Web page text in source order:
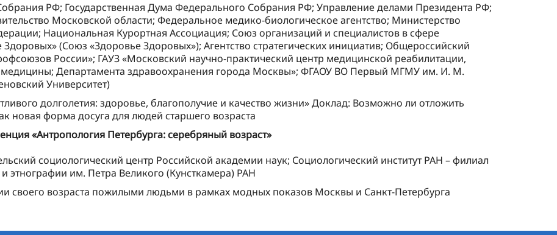
РФ; Государственная Дума Федерального Собрания РФ; Управление делами Президента РФ;
Московской области; Федеральное медико-биологическое агентство; Министерство
Национальная Курортная Ассоциация; Союз организаций и специалистов в сфере
(Союз «Здоровье Здоровых»); Агентство стратегических инициатив; Общероссийский
России»; ГАУЗ «Московский научно-практический центр медицинской реабилитации,
медицины; Департамента здравоохранения города Москвы»; ФГАОУ ВО Первый МГМУ им. И. М.
Университет)
долголетия: здоровье, благополучие и качество жизни» Доклад: Возможно ли отложить
новая форма досуга для людей старшего возраста
«Антропология Петербурга: серебряный возраст»
социологический центр Российской академии наук; Социологический институт РАН – филиал
им. Петра Великого (Кунсткамера) РАН
своего возраста пожилыми людьми в рамках модных показов Москвы и Санкт-Петербурга